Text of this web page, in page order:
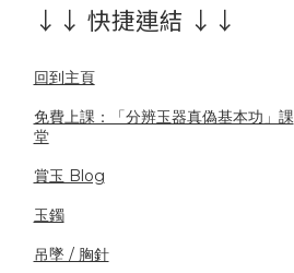
↓↓ 快捷連結 ↓↓
回到主頁
免費上課：「分辨玉器真偽基本功」課
堂
賞玉 Blog
玉鐲
吊墜 / 胸針